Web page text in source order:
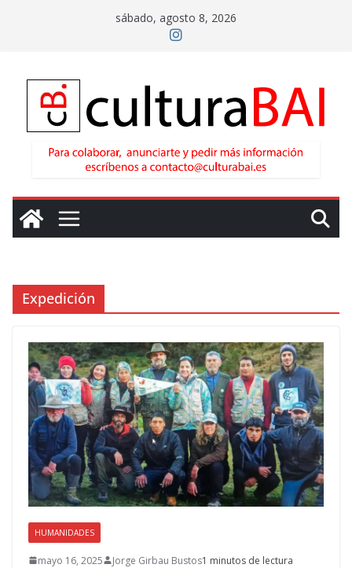
sábado, agosto 8, 2026
Expedición
HUMANIDADES
mayo 16, 2025 Jorge Girbau Bustos1 minutos de lectura